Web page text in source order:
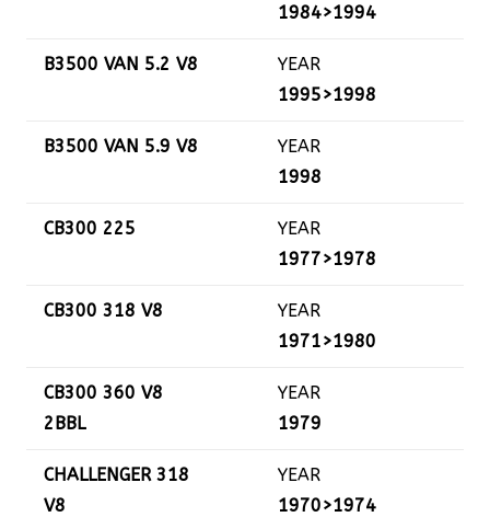
1984>1994
B3500 VAN 5.2 V8
YEAR
1995>1998
B3500 VAN 5.9 V8
YEAR
1998
CB300 225
YEAR
1977>1978
CB300 318 V8
YEAR
1971>1980
CB300 360 V8
2BBL
YEAR
1979
CHALLENGER 318
V8
YEAR
1970>1974